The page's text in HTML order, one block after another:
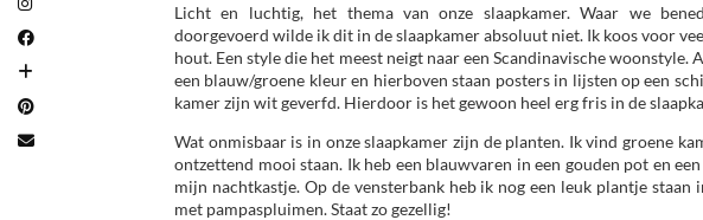
Licht en luchtig, het thema van onze slaapkamer. Waar we
doorgevoerd wilde ik dit in de slaapkamer absoluut niet. Ik koos voor
hout. Een style die het meest neigt naar een Scandinavische woonstyle.
een blauw/groene kleur en hierboven staan posters in lijsten op een
kamer zijn wit geverfd. Hierdoor is het gewoon heel erg fris in de
Wat onmisbaar is in onze slaapkamer zijn de planten. Ik vind groene
ontzettend mooi staan. Ik heb een blauwvaren in een gouden pot en
mijn nachtkastje. Op de vensterbank heb ik nog een leuk plantje staan
met pampaspluimen. Staat zo gezellig!